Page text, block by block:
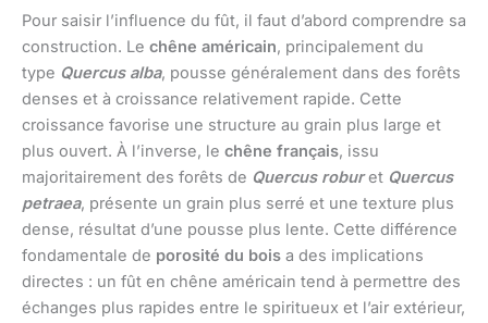
Pour saisir l’influence du fût, il faut d’abord comprendre sa
construction. Le chêne américain, principalement du
type Quercus alba, pousse généralement dans des forêts
denses et à croissance relativement rapide. Cette
croissance favorise une structure au grain plus large et
plus ouvert. À l’inverse, le chêne français, issu
majoritairement des forêts de Quercus roburet Quercus
petraea, présente un grain plus serré et une texture plus
dense, résultat d’une pousse plus lente. Cette différence
fondamentale de porosité du bois a des implications
directes : un fût en chêne américain tend à permettre des
échanges plus rapides entre le spiritueux et l’air extérieur,